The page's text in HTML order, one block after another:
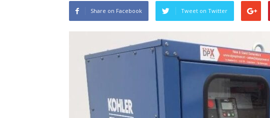
Share on Facebook Tweet on Twitter